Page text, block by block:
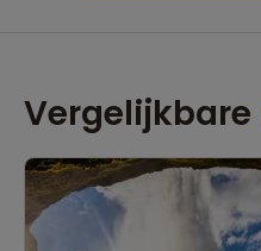
Vergelijkbare